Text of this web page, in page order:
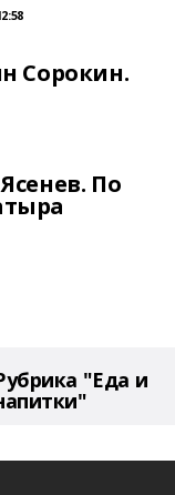
Сорокин.
По
"Еда и